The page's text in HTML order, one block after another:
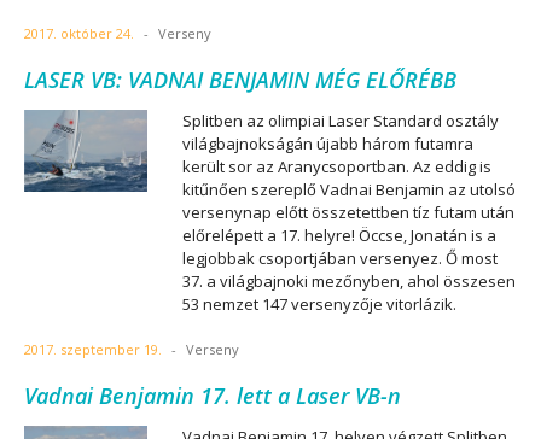
2017. október 24. - Verseny
LASER VB: VADNAI BENJAMIN MÉG ELŐRÉBB
Splitben az olimpiai Laser Standard osztály
világbajnokságán újabb három futamra
került sor az Aranycsoportban. Az eddig is
kitűnően szereplő Vadnai Benjamin az utolsó
versenynap előtt összetettben tíz futam után
előrelépett a 17. helyre! Öccse, Jonatán is a
legjobbak csoportjában versenyez. Ő most
37. a világbajnoki mezőnyben, ahol összesen
53 nemzet 147 versenyzője vitorlázik.
2017. szeptember 19. - Verseny
Vadnai Benjamin 17. lett a Laser VB-n